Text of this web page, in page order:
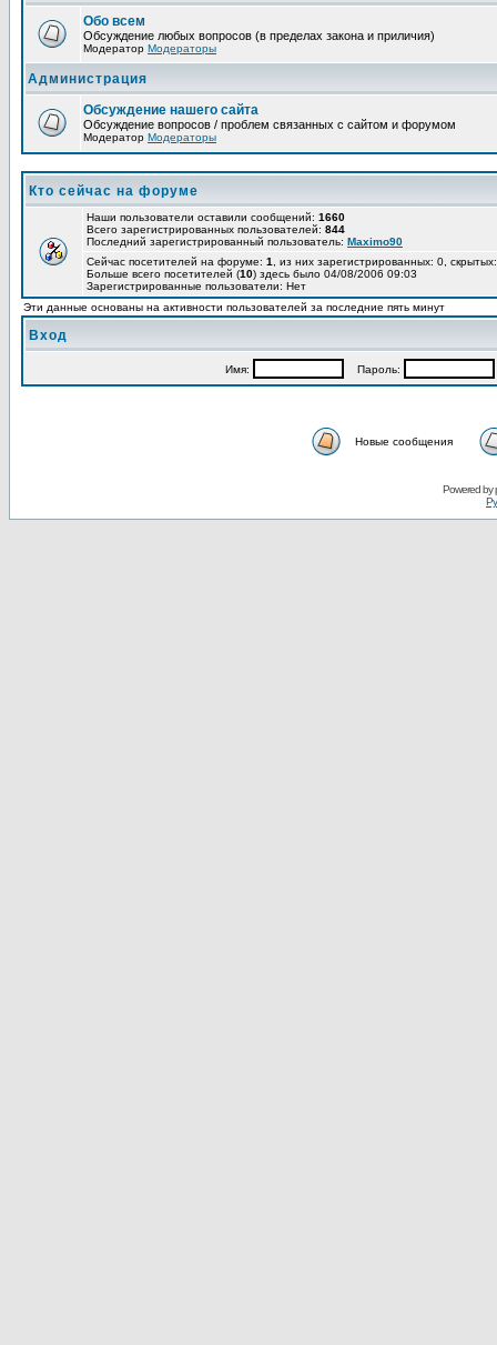
Обо всем
Обсуждение любых вопросов (в пределах закона и приличия)
Модератор Модераторы
Администрация
Обсуждение нашего сайта
Обсуждение вопросов / проблем связанных с сайтом и форумом
Модератор Модераторы
Кто сейчас на форуме
Наши пользователи оставили сообщений: 1660
Всего зарегистрированных пользователей: 844
Последний зарегистрированный пользователь: Maximo90
Сейчас посетителей на форуме: 1
, из них зарегистрированных: 0,
Больше всего посетителей (10) здесь было 04/08/2006 09:03
Зарегистрированные пользователи: Нет
Эти данные основаны на активности пользователей за последние пять минут
Вход
Имя: Пароль:
Новые сообщения
Powered by